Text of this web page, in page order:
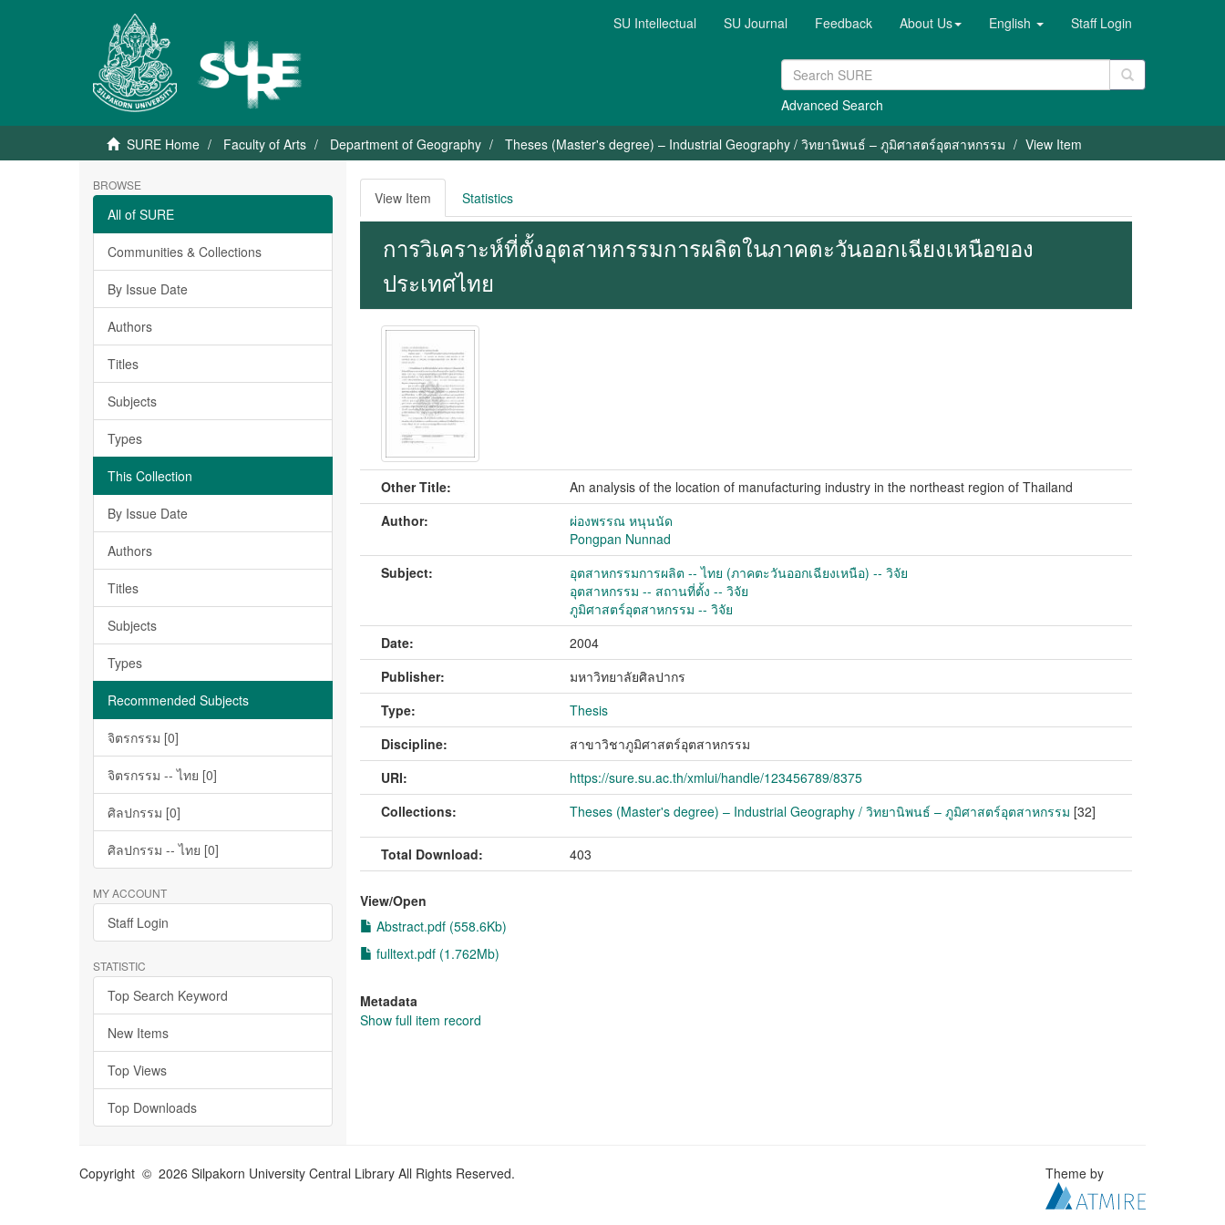
SU Intellectual SU Journal Feedback About Us English Staff Login
Advanced Search
SURE Home Faculty of Arts Department of Geography Theses (Master's degree) – Industrial Geography / วิทยานิพนธ์ – ภูมิศาสตร์อุตสาหกรรม View Item
BROWSE
All of SURE
Communities & Collections
By Issue Date
Authors
Titles
Subjects
Types
This Collection
By Issue Date
Authors
Titles
Subjects
Types
Recommended Subjects
จิตรกรรม [0]
จิตรกรรม -- ไทย [0]
ศิลปกรรม [0]
ศิลปกรรม -- ไทย [0]
MY ACCOUNT
Staff Login
STATISTIC
Top Search Keyword
New Items
Top Views
Top Downloads
View Item Statistics
การวิเคราะห์ที่ตั้งอุตสาหกรรมการผลิตในภาคตะวันออกเฉียงเหนือของ
ประเทศไทย
Other Title:
An analysis of the location of manufacturing industry in the northeast region of Thailand
Author:
ผ่องพรรณ หนุนนัด
Pongpan Nunnad
Subject:
อุตสาหกรรมการผลิต -- ไทย (ภาคตะวันออกเฉียงเหนือ) -- วิจัย
อุตสาหกรรม -- สถานที่ตั้ง -- วิจัย
ภูมิศาสตร์อุตสาหกรรม -- วิจัย
Date:
2004
Publisher:
มหาวิทยาลัยศิลปากร
Type:
Thesis
Discipline:
สาขาวิชาภูมิศาสตร์อุตสาหกรรม
URI:
https://sure.su.ac.th/xmlui/handle/123456789/8375
Collections:
Theses (Master's degree) – Industrial Geography / วิทยานิพนธ์ – ภูมิศาสตร์อุตสาหกรรม [32]
Total Download: 403
View/Open
Abstract.pdf (558.6Kb)
fulltext.pdf (1.762Mb)
Metadata
Show full item record
Copyright © 2026 Silpakorn University Central Library All Rights Reserved. Theme by